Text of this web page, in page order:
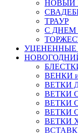
НОВЫЙ
ТРАУР
С ДНЕМ
УЦЕНЕННЫЕ
ВЕНКИ
ВЕТКИ
ВЕТКИ
ВЕТКИ
ВЕТКИ
ВЕТКИ